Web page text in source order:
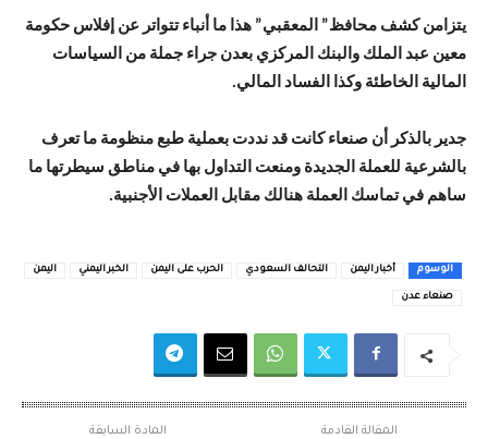
يتزامن كشف محافظ” المعقبي” هذا ما أنباء تتواتر عن إفلاس حكومة
معين عبد الملك والبنك المركزي بعدن جراء جملة من السياسات
المالية الخاطئة وكذا الفساد المالي.
جدير بالذكر أن صنعاء كانت قد نددت بعملية طبع منظومة ما تعرف
بالشرعية للعملة الجديدة ومنعت التداول بها في مناطق سيطرتها ما
ساهم في تماسك العملة هنالك مقابل العملات الأجنبية.
الوسوم أخبار اليمن التحالف السعودي الحرب على اليمن الخبر اليمني اليمن
صنعاء عدن
المادة السابقة
المقالة القادمة